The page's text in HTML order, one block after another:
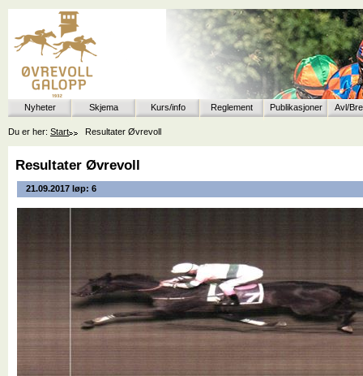
Nyheter Skjema Kurs/info Reglement Publikasjoner Avl/
Du er her: Start Resultater Øvrevoll
Resultater Øvrevoll
21.09.2017 løp: 6